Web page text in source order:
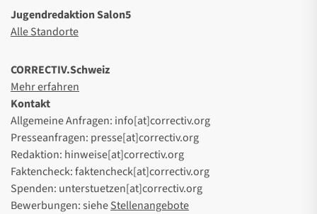
Jugendredaktion Salon5
Alle Standorte
CORRECTIV.Schweiz
Mehr erfahren
Kontakt
Allgemeine Anfragen: info[at]correctiv.org
Presseanfragen: presse[at]correctiv.org
Redaktion: hinweise[at]correctiv.org
Faktencheck: faktencheck[at]correctiv.org
Spenden: unterstuetzen[at]correctiv.org
Bewerbungen: sieheStellenangebote